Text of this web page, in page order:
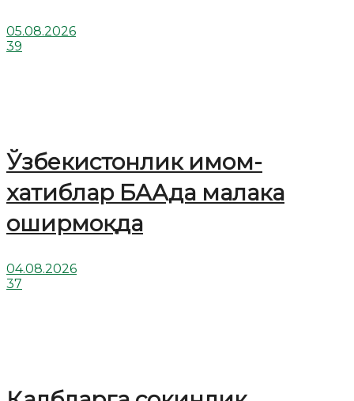
05.08.2026
39
Ўзбекистонлик имом-
хатиблар БААда малака
оширмоқда
04.08.2026
37